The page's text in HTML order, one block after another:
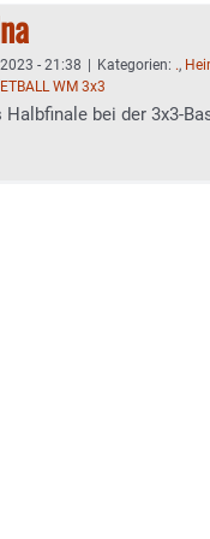
- 21:38 Kategorien: .,
WM 3x3
bei der 3x3-